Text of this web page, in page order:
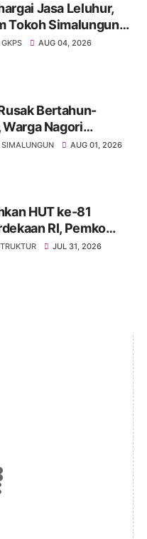
Jasa Leluhur,
Tokoh Simalungun
Saragih Resmi
AUG 04, 2026
Bertahun-
Nagori
Mariah Bergotong
SIMALUNGUN AUG 01, 2026
HUT ke-81
RI, Pemko
JUL 31, 2026